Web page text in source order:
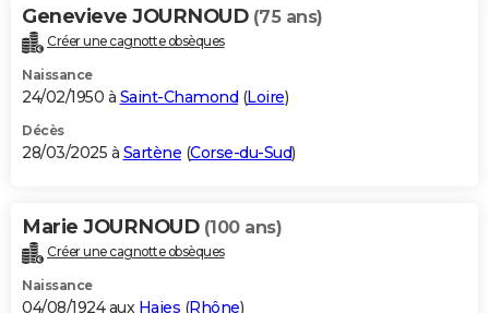
Genevieve JOURNOUD (75 ans)
Créer une cagnotte obsèques
Naissance
24/02/1950 à Saint-Chamond (Loire)
Décès
28/03/2025 à Sartène (Corse-du-Sud)
Marie JOURNOUD (100 ans)
Créer une cagnotte obsèques
Naissance
04/08/1924 aux Haies (Rhône)